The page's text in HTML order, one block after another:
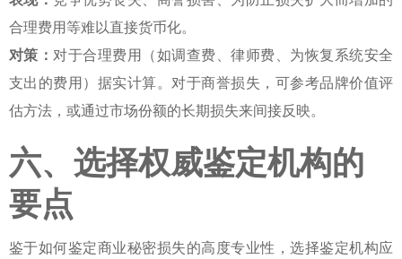
合理费用等难以直接货币化。
对策： 对于合理费用（如调查费、律师费、为恢复系统安全
支出的费用）据实计算。对于商誉损失，可参考品牌价值评
估方法，或通过市场份额的长期损失来间接反映。
六、选择权威鉴定机构的
要点
鉴于如何鉴定商业秘密损失的高度专业性，选择鉴定机构应